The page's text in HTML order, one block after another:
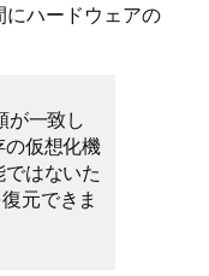
にハードウェアの
が一致し
仮想化機
はないた
元できま